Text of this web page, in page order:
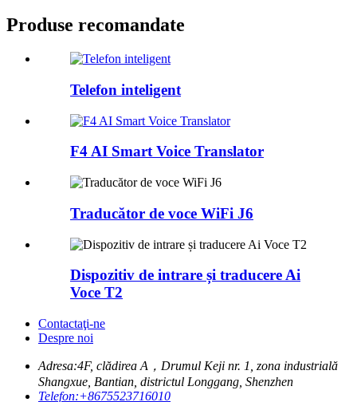
Produse recomandate
Telefon inteligent
F4 AI Smart Voice Translator
Traducător de voce WiFi J6
Dispozitiv de intrare și traducere Ai
Voce T2
Contactaţi-ne
Despre noi
Adresa:4F, clădirea A，Drumul Keji nr. 1, zona industrială
Shangxue, Bantian, districtul Longgang, Shenzhen
Telefon:+8675523716010